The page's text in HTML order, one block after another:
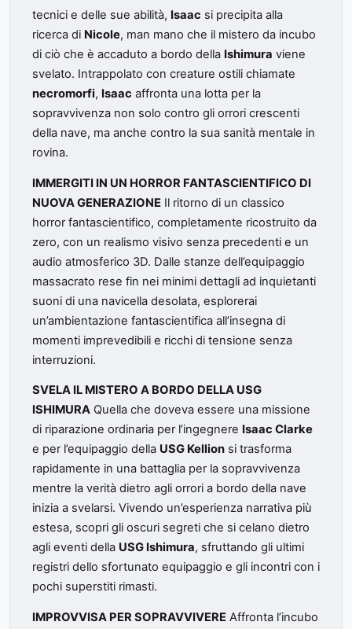
tecnici e delle sue abilità, Isaac si precipita alla
ricerca di Nicole, man mano che il mistero da incubo
di ciò che è accaduto a bordo della Ishimura viene
svelato. Intrappolato con creature ostili chiamate
necromorfi, Isaac affronta una lotta per la
sopravvivenza non solo contro gli orrori crescenti
della nave, ma anche contro la sua sanità mentale in
rovina.
IMMERGITI IN UN HORROR FANTASCIENTIFICO DI
NUOVA GENERAZIONE Il ritorno di un classico
horror fantascientifico, completamente ricostruito da
zero, con un realismo visivo senza precedenti e un
audio atmosferico 3D. Dalle stanze dell’equipaggio
massacrato rese fin nei minimi dettagli ad inquietanti
suoni di una navicella desolata, esplorerai
un’ambientazione fantascientifica all’insegna di
momenti imprevedibili e ricchi di tensione senza
interruzioni.
SVELA IL MISTERO A BORDO DELLA USG
ISHIMURA Quella che doveva essere una missione
di riparazione ordinaria per l’ingegnere Isaac Clarke
e per l’equipaggio della USG Kellion si trasforma
rapidamente in una battaglia per la sopravvivenza
mentre la verità dietro agli orrori a bordo della nave
inizia a svelarsi. Vivendo un’esperienza narrativa più
estesa, scopri gli oscuri segreti che si celano dietro
agli eventi della USG Ishimura, sfruttando gli ultimi
registri dello sfortunato equipaggio e gli incontri con i
pochi superstiti rimasti.
IMPROVVISA PER SOPRAVVIVERE Affronta l’incubo